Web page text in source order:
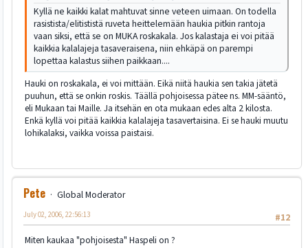
Kyllä ne kaikki kalat mahtuvat sinne veteen uimaan. On todella
rasistista/elitististä ruveta heittelemään haukia pitkin rantoja
vaan siksi, että se on MUKA roskakala. Jos kalastaja ei voi pitää
kaikkia kalalajeja tasaveraisena, niin ehkäpä on parempi
lopettaa kalastus siihen paikkaan....
Hauki on roskakala, ei voi mittään. Eikä niitä haukia sen takia jätetä
puuhun, että se onkin roskis. Täällä pohjoisessa pätee ns. MM-sääntö,
eli Mukaan tai Maille. Ja itsehän en ota mukaan edes alta 2 kilosta.
Enkä kyllä voi pitää kaikkia kalalajeja tasavertaisina. Ei se hauki muutu
lohikalaksi, vaikka voissa paistaisi.
Pete
Global Moderator
#12
July 02, 2006, 22:56:13
Miten kaukaa "pohjoisesta" Haspeli on ?